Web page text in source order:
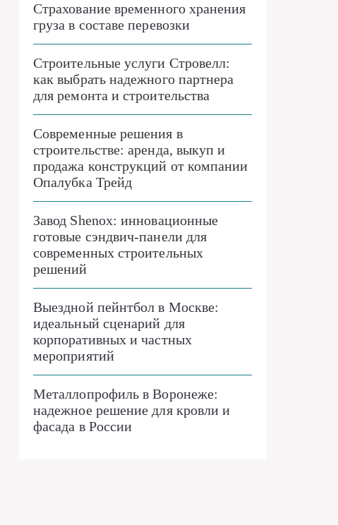
Страхование временного хранения
груза в составе перевозки
Строительные услуги Стровелл:
как выбрать надежного партнера
для ремонта и строительства
Современные решения в
строительстве: аренда, выкуп и
продажа конструкций от компании
Опалубка Трейд
Завод Shenox: инновационные
готовые сэндвич-панели для
современных строительных
решений
Выездной пейнтбол в Москве:
идеальный сценарий для
корпоративных и частных
мероприятий
Металлопрофиль в Воронеже:
надежное решение для кровли и
фасада в России